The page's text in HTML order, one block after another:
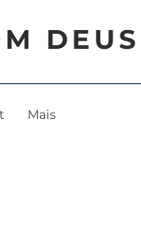
DEUS
Mais